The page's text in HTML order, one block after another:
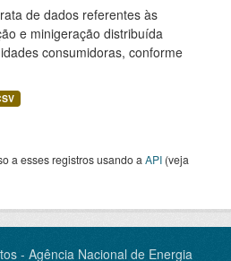
de dados referentes às
e minigeração distribuída
consumidoras, conforme
a esses registros usando a API (veja
- Agência Nacional de Energia